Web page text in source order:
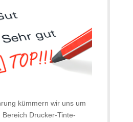
kümmern wir uns um
Drucker-Tinte-